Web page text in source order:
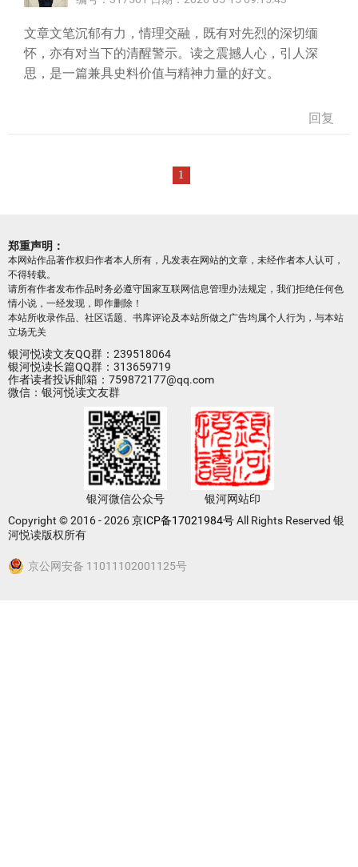
文章文笔沉郁有力，情理交融，既有对先烈的深切缅
怀，亦有对当下的清醒警示。读之震撼人心，引人深
思，是一篇兼具史料价值与精神力量的好文。
回复
1
郑重声明：
本网站作品著作权归作者本人所有，凡发表在网站的文章，未经作者本人认可，
不得转载。
请所有作者发布作品时务必遵守国家互联网信息管理办法规定，我们拒绝任何色
情小说，一经发现，即作删除！
本站所收录作品、社区话题、书库评论及本站所做之广告均属个人行为，与本站
立场无关
银河悦读文友QQ群：239518064
银河悦读长篇QQ群：313659719
作者读者投诉邮箱：759872177@qq.com
微信：银河悦读文友群
银河微信公众号
银河网站印
Copyright © 2016 - 2026京ICP备17021984号All Rights Reserved 银
河悦读版权所有
京公网安备 11011102001125号